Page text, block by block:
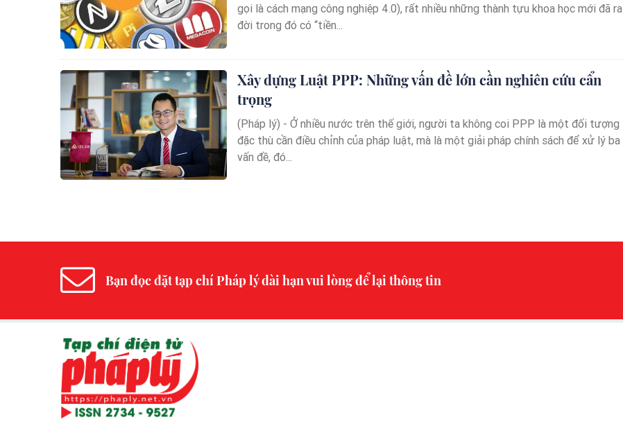
gọi là cách mạng công nghiệp 4.0), rất nhiều những thành tựu khoa học mới đã ra
đời trong đó có “tiền...
Xây dựng Luật PPP: Những vấn đề lớn cần nghiên cứu cẩn
trọng
(Pháp lý) - Ở nhiều nước trên thế giới, người ta không coi PPP là một đối tượng
đặc thù cần điều chỉnh của pháp luật, mà là một giải pháp chính sách để xử lý ba
vấn đề, đó...